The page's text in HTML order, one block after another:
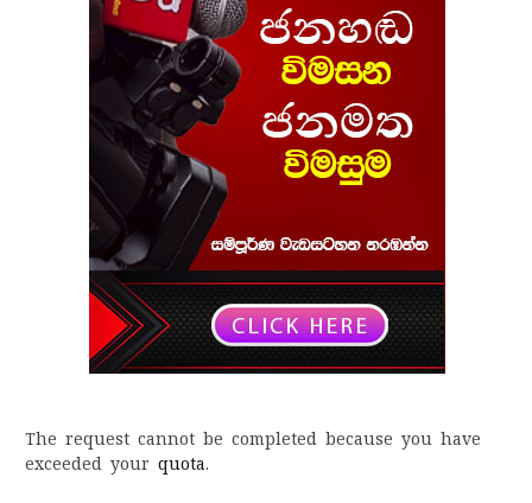
The request cannot be completed because you have
exceeded your quota.